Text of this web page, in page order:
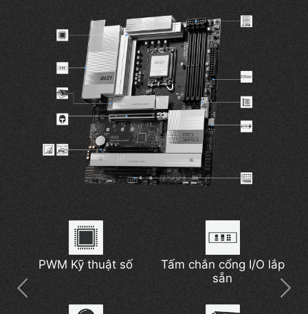
PWM Kỹ thuật số
Tấm chắn cổng I/O lắp
sẵn
Thunderbolt 4 Giải pháp mạng 5G
Miếng dán tản nhiệt
7W/mK cho MOSFET
Tản nhiệt mở rộng